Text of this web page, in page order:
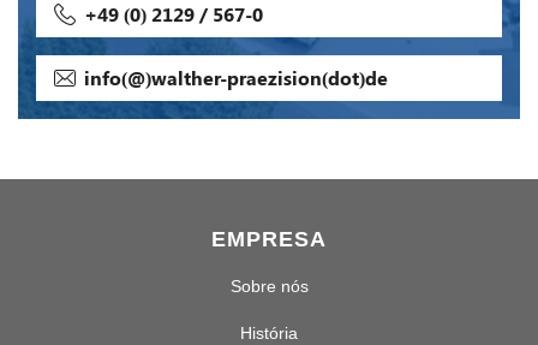
+49 (0) 2129 / 567-0
info(@)walther-praezision(dot)de
EMPRESA
Sobre nós
História